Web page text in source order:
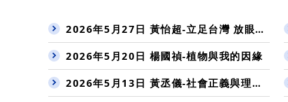
2026年5月27日 黃怡超-立足台灣 放眼世界
2026年5月20日 楊國禎-植物與我的因緣
2026年5月13日 黃丞儀-社會正義與理性行政：強化民主治理的行動方案